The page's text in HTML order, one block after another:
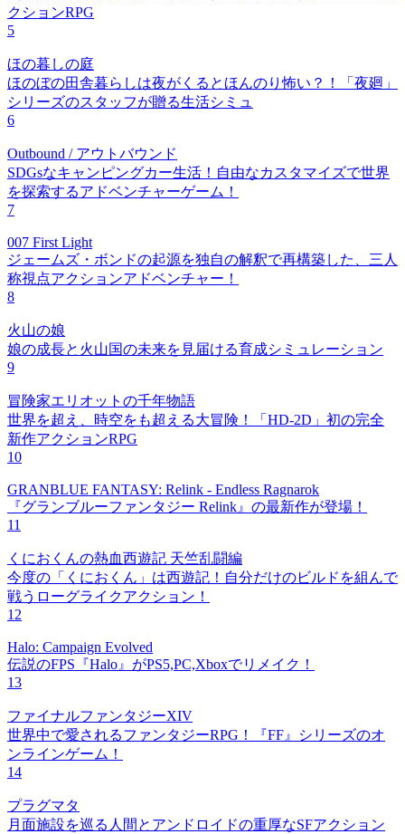
クションRPG
5
ほの暮しの庭
ほのぼの田舎暮らしは夜がくるとほんのり怖い？！「夜廻」
シリーズのスタッフが贈る生活シミュ
6
Outbound / アウトバウンド
SDGsなキャンピングカー生活！自由なカスタマイズで世界
を探索するアドベンチャーゲーム！
7
007 First Light
ジェームズ・ボンドの起源を独自の解釈で再構築した、三人
称視点アクションアドベンチャー！
8
火山の娘
娘の成長と火山国の未来を見届ける育成シミュレーション
9
冒険家エリオットの千年物語
世界を超え、時空をも超える大冒険！「HD-2D」初の完全
新作アクションRPG
10
GRANBLUE FANTASY: Relink - Endless Ragnarok
『グランブルーファンタジー Relink』の最新作が登場！
11
くにおくんの熱血西遊記 天竺乱闘編
今度の「くにおくん」は西遊記！自分だけのビルドを組んで
戦うローグライクアクション！
12
Halo: Campaign Evolved
伝説のFPS『Halo』がPS5,PC,Xboxでリメイク！
13
ファイナルファンタジーXIV
世界中で愛されるファンタジーRPG！『FF』シリーズのオ
ンラインゲーム！
14
プラグマタ
月面施設を巡る人間とアンドロイドの重厚なSFアクション